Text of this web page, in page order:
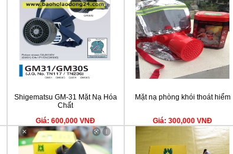
Shigematsu GM-31 Mặt Nạ Hóa
Chất
Giá: 600,000 VNĐ
Mặt nạ phòng khói thoát hiểm
Giá: 300,000 VNĐ